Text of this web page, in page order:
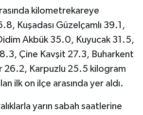
kilometrekareye
Kuşadası Güzelçamlı 39.1,
Akbük 35.0, Kuyucak 31.5,
Çine Kavşit 27.3, Buharkent
26.2, Karpuzlu 25.5 kilogram
ilk on ilçe arasında yer aldı.
yarın sabah saatlerine